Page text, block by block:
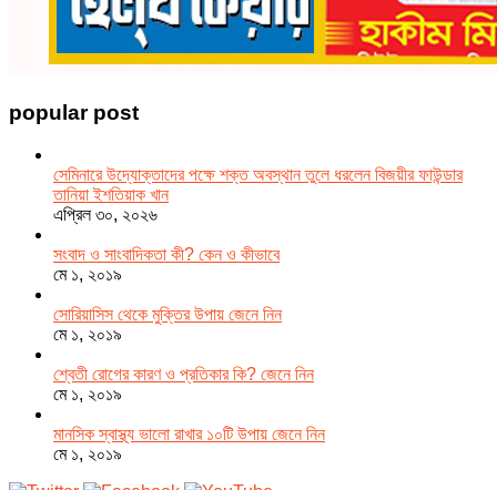
popular post
সেমিনারে উদ্যোক্তাদের পক্ষে শক্ত অবস্থান তুলে ধরলেন বিজয়ীর ফাউন্ডার
তানিয়া ইশতিয়াক খান
এপ্রিল ৩০, ২০২৬
সংবাদ ও সাংবাদিকতা কী? কেন ও কীভাবে
মে ১, ২০১৯
সোরিয়াসিস থেকে মুক্তির উপায় জেনে নিন
মে ১, ২০১৯
শ্বেতী রোগের কারণ ও প্রতিকার কি? জেনে নিন
মে ১, ২০১৯
মানসিক স্বাস্থ্য ভালো রাখার ১০টি উপায় জেনে নিন
মে ১, ২০১৯